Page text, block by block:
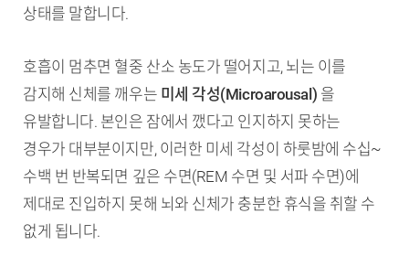
상태를 말합니다.
호흡이 멈추면 혈중 산소 농도가 떨어지고, 뇌는 이를
감지해 신체를 깨우는 미세 각성(Microarousal) 을
유발합니다. 본인은 잠에서 깼다고 인지하지 못하는
경우가 대부분이지만, 이러한 미세 각성이 하룻밤에 수십~
수백 번 반복되면 깊은 수면(REM 수면 및 서파 수면)에
제대로 진입하지 못해 뇌와 신체가 충분한 휴식을 취할 수
없게 됩니다.